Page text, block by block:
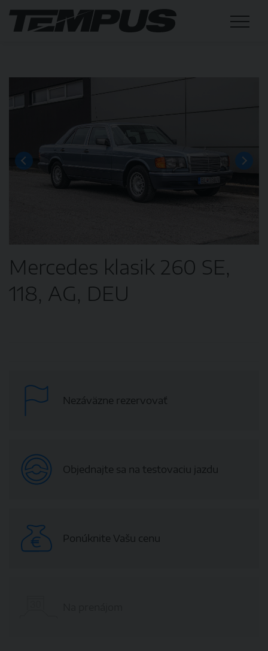
Mercedes klasik 260 SE,
118, AG, DEU
Nezáväzne rezervovať
Objednajte sa na testovaciu jazdu
Ponúknite Vašu cenu